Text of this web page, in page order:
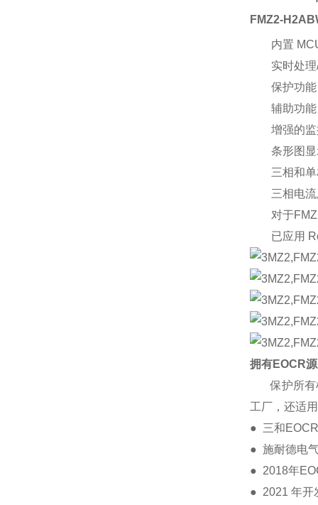
FMZ2-
内置
实时处
保护功
辅助功
增强的
条形图
三相和
三相电
对于
已应用
拥有EOCR
保护所有机
工厂，还适
● 三和
● 施耐德电
● 2018年
● 2021 年开